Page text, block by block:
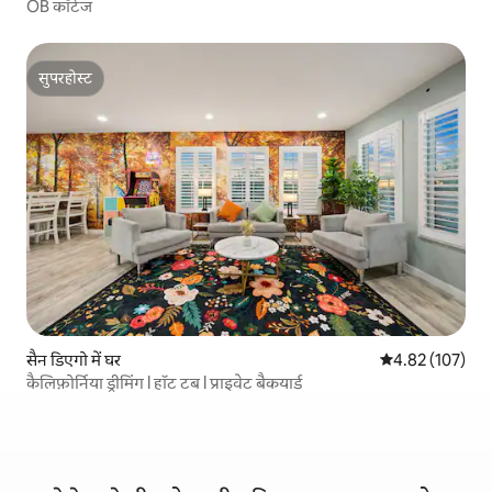
OB कॉटेज
सुपरहोस्ट
सुपरहोस्ट
सैन डिएगो में घर औसत रेटिंग 5 में से
4.82 (107)
कैलिफ़ोर्निया ड्रीमिंग l हॉट टब l प्राइवेट बैकयार्ड